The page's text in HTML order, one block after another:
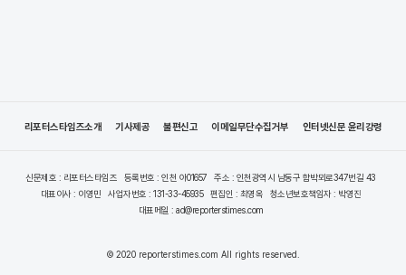
리포터스타임즈소개 기사제공 불편신고 이메일무단수집거부 인터넷신문 윤리강령
신문제호 : 리포터스타임즈 등록번호 : 인천 아01657
주소 : 인천광역시 남동구 함박뫼로347번길 43
대표이사 : 이영민
사업자번호 : 131-33-45935 편집인 : 최영옥
청소년보호책임자 : 박영진
대표메일 : ad@reporterstimes.com
© 2020 reporterstimes.com All rights reserved.